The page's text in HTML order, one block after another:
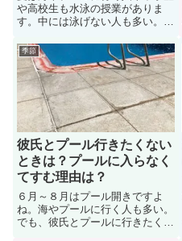
や高校生も水泳の授業がありま
す。中には泳げない人も多い。泳
いますね。ではカナヅチの人が泳
げない原因って何か？ここではカ
ナヅチの「原因、特徴、割合、定
義、名前の由来」などについても
紹介します。また泳げない中学生
や高校生についても解説します。
季節
彼氏とプール行きたくない
ときは？プールに入らなく
てすむ理由は？
６月～８月はプール開きですよ
ね。海やプールに行く人も多い。
でも、彼氏とプールに行きたくな